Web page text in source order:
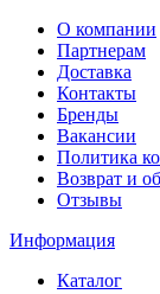
О компании
Партнерам
Доставка
Контакты
Бренды
Вакансии
Политика
Возврат и
Отзывы
Информация
Каталог